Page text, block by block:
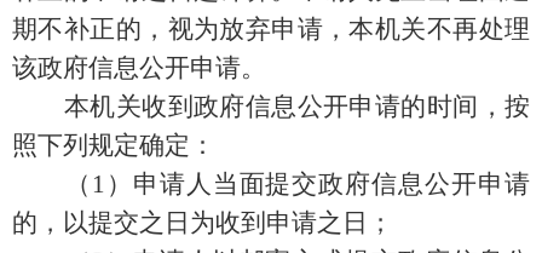
期不补正的，视为放弃申请，本机关不再处理
该政府信息公开申请。
本机关收到政府信息公开申请的时间，按
照下列规定确定：
（1）申请人当面提交政府信息公开申请
的，以提交之日为收到申请之日；